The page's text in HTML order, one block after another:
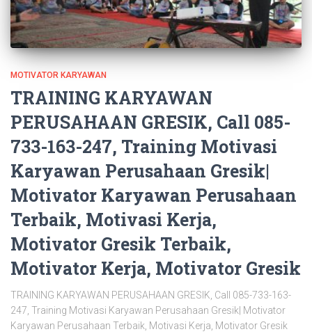
MOTIVATOR KARYAWAN
TRAINING KARYAWAN
PERUSAHAAN GRESIK, Call 085-
733-163-247, Training Motivasi
Karyawan Perusahaan Gresik|
Motivator Karyawan Perusahaan
Terbaik, Motivasi Kerja,
Motivator Gresik Terbaik,
Motivator Kerja, Motivator Gresik
TRAINING KARYAWAN PERUSAHAAN GRESIK, Call 085-733-163-
247, Training Motivasi Karyawan Perusahaan Gresik| Motivator
Karyawan Perusahaan Terbaik, Motivasi Kerja, Motivator Gresik